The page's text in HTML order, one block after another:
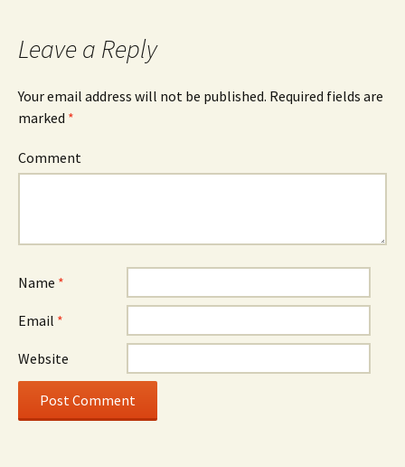
Leave a Reply
Your email address will not be published. Required fields are
marked *
Comment
Name *
Email *
Website